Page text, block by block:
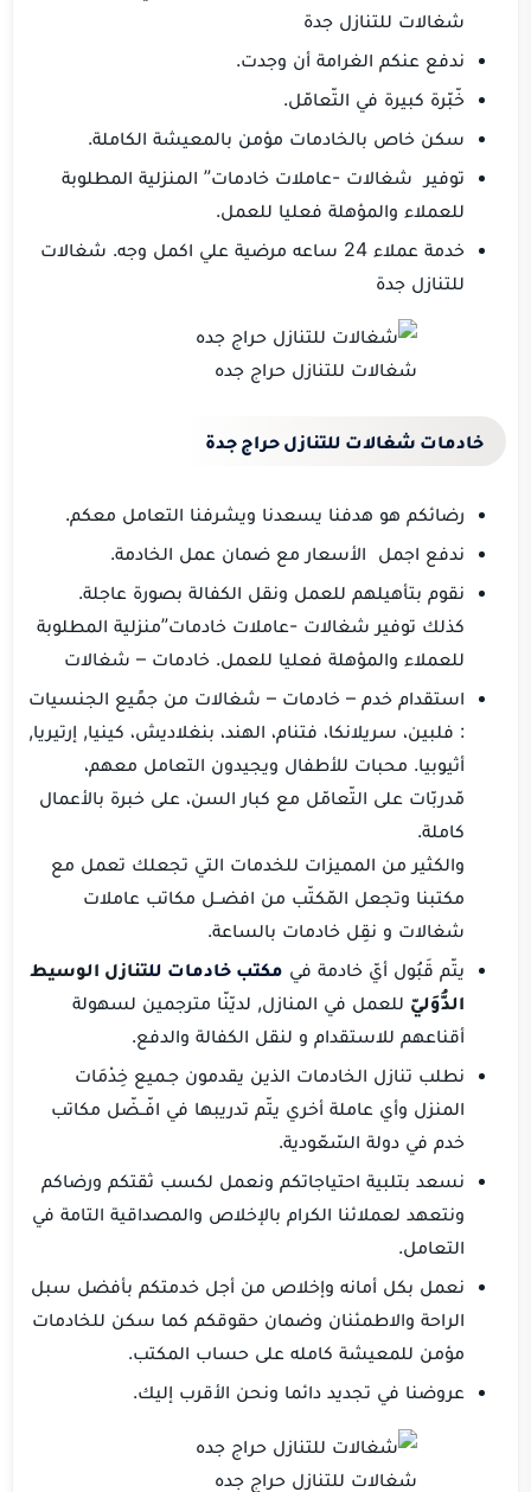
شغالات للتنازل جدة
ندفع عنكم الغرامة أن وجدت.
خّبّرة كبيرة في التّعامّل.
سكن خاص بالخادمات مؤمن بالمعيشة الكاملة.
توفير شغالات -عاملات خادمات” المنزلية المطلوبة
للعملاء والمؤهلة فعليا للعمل.
خدمة عملاء 24 ساعه مرضية علي اكمل وجه. شغالات
للتنازل جدة
شغالات للتنازل حراج جده
خادمات شغالات للتنازل حراج جدة
رضائكم هو هدفنا يسعدنا ويشرفنا التعامل معكم.
ندفع اجمل الأسعار مع ضمان عمل الخادمة.
نقوم بتأهيلهم للعمل ونقل الكفالة بصورة عاجلة.
كذلك توفير شغالات -عاملات خادمات”منزلية المطلوبة
للعملاء والمؤهلة فعليا للعمل. خادمات – شغالات
استقدام خدم – خادمات – شغالات من جمًيع الجنسيات
: فلبين، سريلانكا، فتنام، الهند، بنغلاديش، كينيا, إرتيريا,
أثيوبيا. محبات للأطفال ويجيدون التعامل معهم،
مّدربّات على التّعامّل مع كبار السن، على خبرة بالأعمال
كاملة.
والكثير من المميزات للخدمات التي تجعلك تعمل مع
مكتبنا وتجعل المّكتّب من افضــل مكاتب عاملات
شغالات و نقِل خادمات بالساعة.
يتّم قَبُول أيّ خادمة في مكتب خادمات للتنازل الوسيط
الدُّوَليّ للعمل في المنازل, لديّنّا مترجمين لسهولة
أقناعهم للاستقدام و لنقل الكفالة والدفع.
نطلب تنازل الخادمات الذين يقدمون جـميع خِدْمَات
المنزل وأي عاملة أخري يتّم تدريبها في افّــضّل مكاتب
خدم في دولة السّعّودية.
نسعد بتلبية احتياجاتكم ونعمل لكسب ثقتكم ورضاكم
ونتعهد لعملائنا الكرام بالإخلاص والمصداقية التامة في
التعامل.
نعمل بكل أمانه وإخلاص من أجل خدمتكم بأفضل سبل
الراحة والاطمئنان وضمان حقوقكم كما سكن للخادمات
مؤمن للمعيشة كامله على حساب المكتب.
عروضنا في تجديد دائما ونحن الأقرب إليك.
شغالات للتنازل حراج جده